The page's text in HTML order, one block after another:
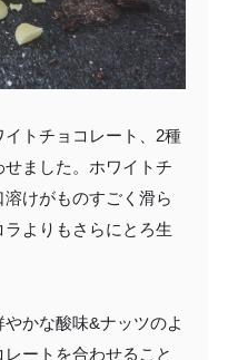
トチョコレート、2種
ました。ホワイトチ
けがものすごく滑ら
よりもさらにとろ生
かな酸味&ナッツのよ
ートを合わせること